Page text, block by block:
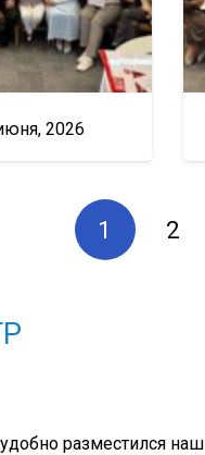
2026
1 2
разместился наш